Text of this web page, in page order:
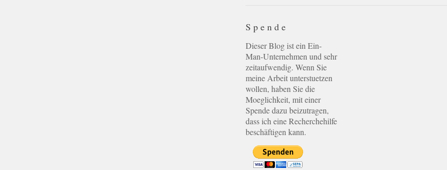
Spende
Dieser Blog ist ein Ein-
Man-Unternehmen und sehr
zeitaufwendig. Wenn Sie
meine Arbeit unterstuetzen
wollen, haben Sie die
Moeglichkeit, mit einer
Spende dazu beizutragen,
dass ich eine Recherchehilfe
beschäftigen kann.